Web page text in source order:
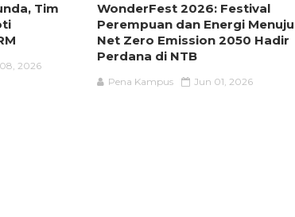
Tim
2026
WonderFest 2026: Festival
Perempuan dan Energi Menuju
Net Zero Emission 2050 Hadir
Perdana di NTB
Pena Kampus Jun 01, 2026